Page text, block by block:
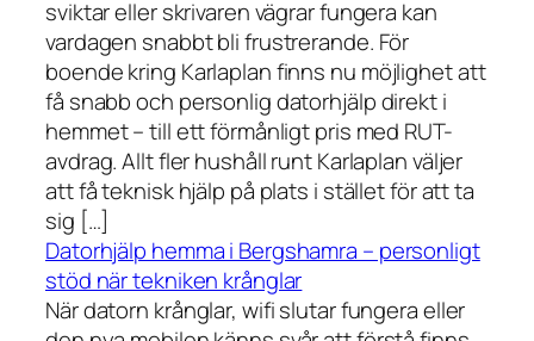
sviktar eller skrivaren vägrar fungera kan
vardagen snabbt bli frustrerande. För
boende kring Karlaplan finns nu möjlighet att
få snabb och personlig datorhjälp direkt i
hemmet – till ett förmånligt pris med RUT-
avdrag. Allt fler hushåll runt Karlaplan väljer
att få teknisk hjälp på plats i stället för att ta
sig […]
Datorhjälp hemma i Bergshamra – personligt
stöd när tekniken krånglar
När datorn krånglar, wifi slutar fungera eller